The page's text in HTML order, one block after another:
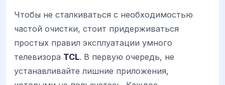
Чтобы не сталкиваться с необходимостью
частой очистки, стоит придерживаться
простых правил эксплуатации умного
телевизора TCL. В первую очередь, не
устанавливайте лишние приложения,